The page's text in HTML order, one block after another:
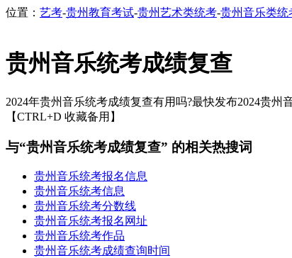
位置： 艺考-贵州教育考试-贵州艺术类统考-贵州音乐类统
贵州音乐统考成绩复查
2024年贵州音乐统考成绩复查有用吗?最快发布2024贵
【CTRL+D 收藏备用】
与“贵州音乐统考成绩复查” 的相关热搜词
贵州音乐统考报名信息
贵州音乐统考信息
贵州音乐统考分数线
贵州音乐统考报名网址
贵州音乐统考作品
贵州音乐统考成绩查询时间